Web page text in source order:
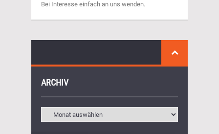
Bei Interesse einfach an uns wenden.
ARCHIV